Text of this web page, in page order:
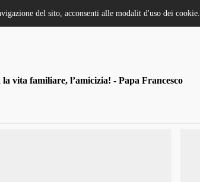
vita familiare, l’amicizia! - Papa Francesco
del sito, acconsenti alle modalit d'uso dei cookie.